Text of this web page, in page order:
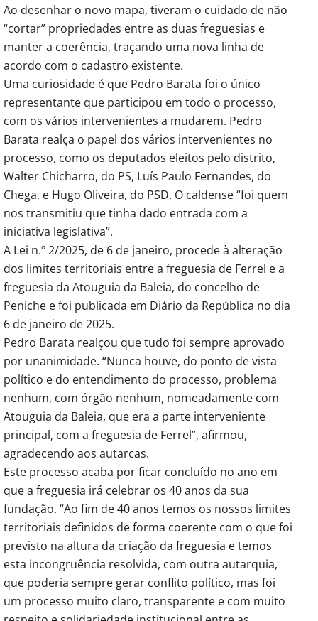
Ao desenhar o novo mapa, tiveram o cuidado de não
“cortar” propriedades entre as duas freguesias e
manter a coerência, traçando uma nova linha de
acordo com o cadastro existente.
Uma curiosidade é que Pedro Barata foi o único
representante que participou em todo o processo,
com os vários intervenientes a mudarem. Pedro
Barata realça o papel dos vários intervenientes no
processo, como os deputados eleitos pelo distrito,
Walter Chicharro, do PS, Luís Paulo Fernandes, do
Chega, e Hugo Oliveira, do PSD. O caldense “foi quem
nos transmitiu que tinha dado entrada com a
iniciativa legislativa”.
A Lei n.º 2/2025, de 6 de janeiro, procede à alteração
dos limites territoriais entre a freguesia de Ferrel e a
freguesia da Atouguia da Baleia, do concelho de
Peniche e foi publicada em Diário da República no dia
6 de janeiro de 2025.
Pedro Barata realçou que tudo foi sempre aprovado
por unanimidade. “Nunca houve, do ponto de vista
político e do entendimento do processo, problema
nenhum, com órgão nenhum, nomeadamente com
Atouguia da Baleia, que era a parte interveniente
principal, com a freguesia de Ferrel”, afirmou,
agradecendo aos autarcas.
Este processo acaba por ficar concluído no ano em
que a freguesia irá celebrar os 40 anos da sua
fundação. “Ao fim de 40 anos temos os nossos limites
territoriais definidos de forma coerente com o que foi
previsto na altura da criação da freguesia e temos
esta incongruência resolvida, com outra autarquia,
que poderia sempre gerar conflito político, mas foi
um processo muito claro, transparente e com muito